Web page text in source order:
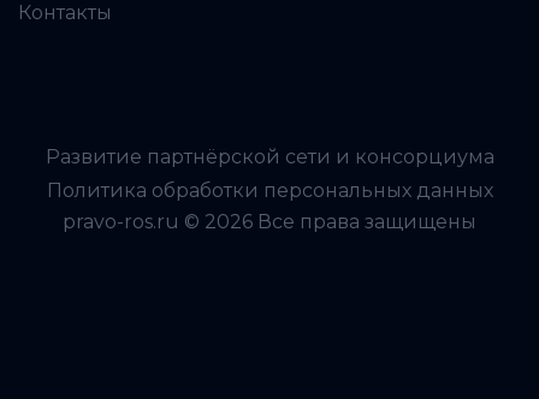
Контакты
Развитие партнёрской сети и консорциума
Политика обработки персональных данных
pravo-ros.ru © 2026 Все права защищены